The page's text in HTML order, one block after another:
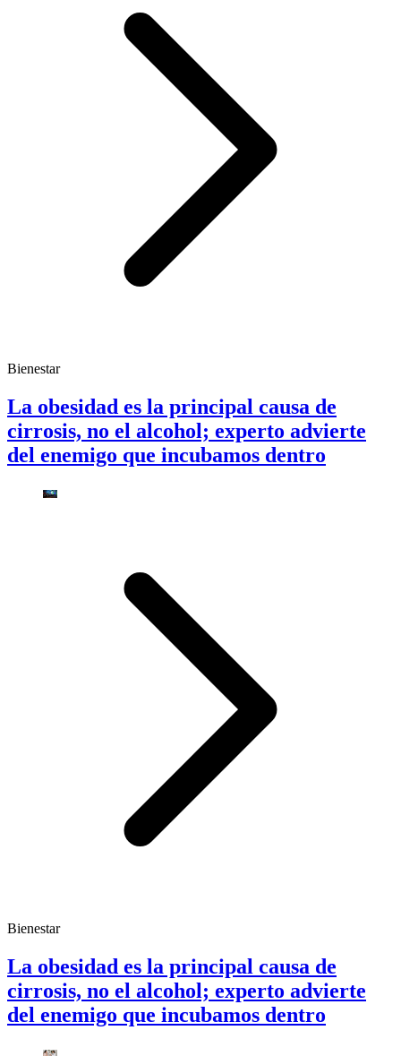
Bienestar
La obesidad es la principal causa de
cirrosis, no el alcohol; experto advierte
del enemigo que incubamos dentro
Bienestar
La obesidad es la principal causa de
cirrosis, no el alcohol; experto advierte
del enemigo que incubamos dentro